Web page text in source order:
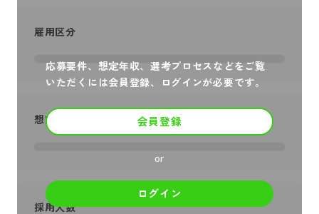
応募要件、想定年収、選考プロセスなどをご覧
いただくには会員登録、ログインが必要です。
会員登録
or
ログイン
雇用区分
想定年収
採用人数